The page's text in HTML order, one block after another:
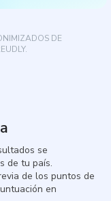
DE
se
de tu país.
de los puntos de
en